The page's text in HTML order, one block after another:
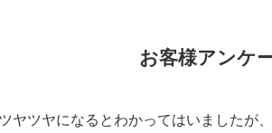
お客様アンケ
ツヤツヤになるとわかってはいましたが